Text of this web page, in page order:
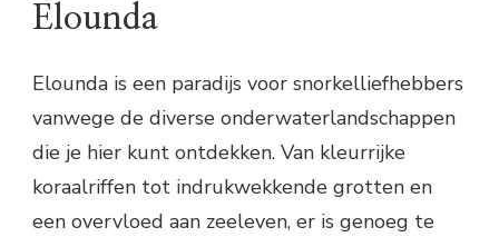
Elounda
Elounda is een paradijs voor snorkelliefhebbers
vanwege de diverse onderwaterlandschappen
die je hier kunt ontdekken. Van kleurrijke
koraalriffen tot indrukwekkende grotten en
een overvloed aan zeeleven, er is genoeg te